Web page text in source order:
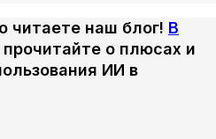
читаете наш блог! В
прочитайте о плюсах и
ИИ в